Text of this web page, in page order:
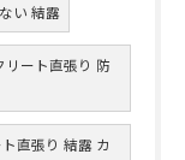
い 結露
ート直張り 防
直張り 結露 カ